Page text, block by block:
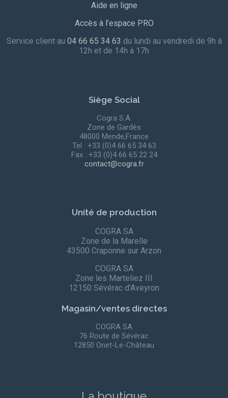
Aide en ligne
Accès à l’espace PRO
Service client au 04 66 65 34 63 du lundi au vendredi de 9h à
12h et de 14h à 17h
Siège Social
Cogra S.A.
Zone de Gardès
48000 Mende,France
Tel : +33 (0)4 66 65 34 63
Fax : +33 (0)4 66 65 22 24
contact@cogra.fr
Unité de production
COGRA SA
Zone de la Marelle
43500 Craponne sur Arzon
COGRA SA
Zone les Marteliez III
12150 Sévérac d’Aveyron
Magasin/ventes directes
COGRA SA
76 Route de Sévérac
12850 Onet-Le-Château